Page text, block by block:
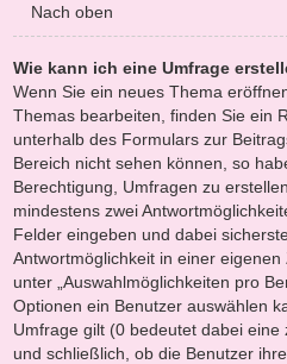
Nach oben
Wie kann ich eine Umfrage
Wenn Sie ein neues Thema
Themas bearbeiten, finden Sie ein
unterhalb des Formulars zur
Bereich nicht sehen können, so
Berechtigung, Umfragen zu
mindestens zwei
Felder eingeben und dabei
Antwortmöglichkeit in einer
unter „Auswahlmöglichkeiten pro
Optionen ein Benutzer auswählen
Umfrage gilt (0 bedeutet dabei
und schließlich, ob die Benutzer